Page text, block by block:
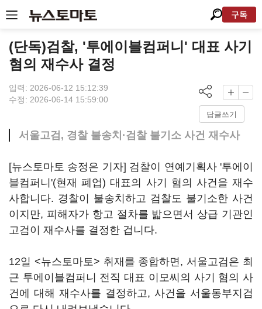
구독
(단독)검찰, '투에이블컴퍼니' 대표 사기
혐의 재수사 결정
입력: 2026-06-12 15:12:39
수정: 2026-06-14 15:59:00
답글쓰기
서울고검, 경찰 불송치·검찰 불기소 사건 재수사
[뉴스토마토 송정은 기자] 검찰이 연예기획사 '투에이
블컴퍼니'(현재 폐업) 대표의 사기 혐의 사건을 재수
사합니다. 경찰이 불송치하고 검찰도 불기소한 사건
이지만, 피해자가 항고 절차를 밟으면서 상급 기관인
고검이 재수사를 결정한 겁니다.
12일 <뉴스토마토> 취재를 종합하면, 서울고검은 최
근 투에이블컴퍼니 전직 대표 이모씨의 사기 혐의 사
건에 대해 재수사를 결정하고, 사건을 서울동부지검